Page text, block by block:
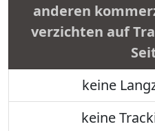
anderen
verzichten auf
keine
keine